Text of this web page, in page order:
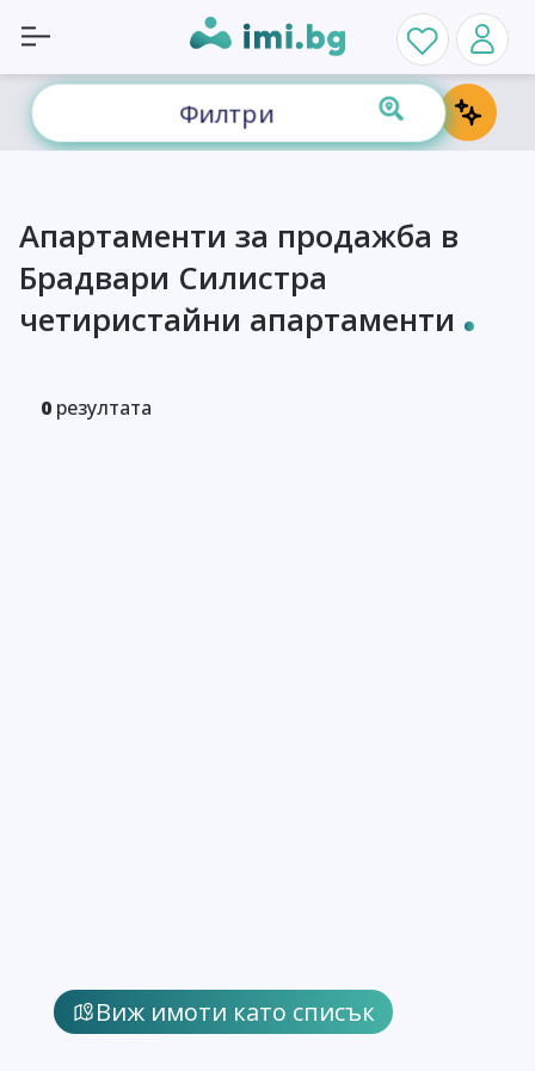
Филтри
Виж имоти като списък
Апартаменти за продажба в
Брадвари Силистра
четиристайни апартаменти
0 резултата